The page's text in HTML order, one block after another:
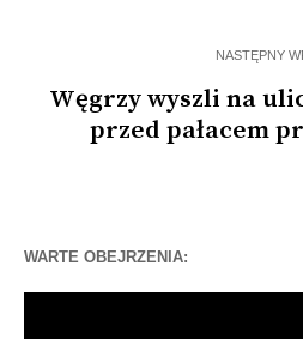
NASTĘPNY
Węgrzy wyszli na
przed pałacem
WARTE OBEJRZENIA: